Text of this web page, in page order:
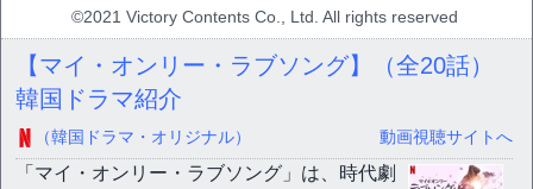
©2021 Victory Contents Co., Ltd. All rights reserved
【マイ・オンリー・ラブソング】（全20話）
韓国ドラマ紹介
（韓国ドラマ・オリジナル） 動画視聴サイトへ
「マイ・オンリー・ラブソング」は、時代劇